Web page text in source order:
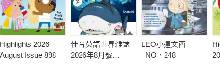
Highlights 2026
August Issue 898
佳音英語世界雜誌
2026年8月號
LEO小達文西
_NO．248